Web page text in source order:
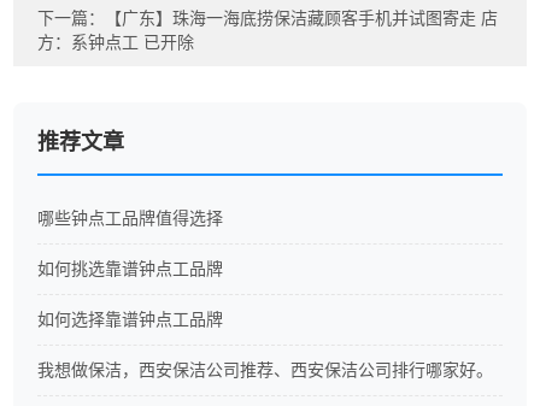
下一篇：
【广东】珠海一海底捞保洁藏顾客手机并试图寄走 店
方：系钟点工 已开除
推荐文章
哪些钟点工品牌值得选择
如何挑选靠谱钟点工品牌
如何选择靠谱钟点工品牌
我想做保洁，西安保洁公司推荐、西安保洁公司排行哪家好。